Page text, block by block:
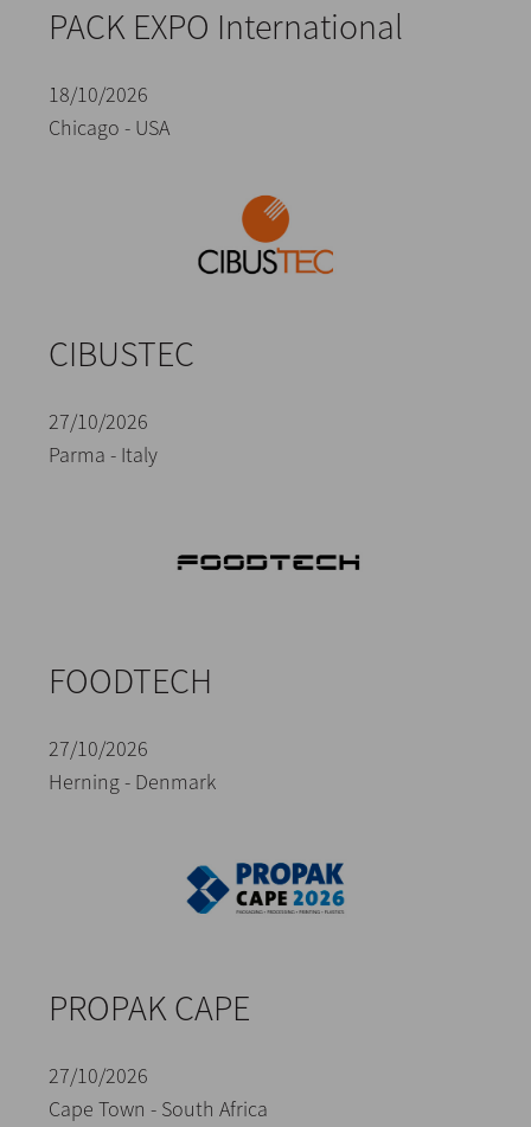
PACK EXPO International
18/10/2026
Chicago - USA
CIBUSTEC
27/10/2026
Parma - Italy
FOODTECH
27/10/2026
Herning - Denmark
PROPAK CAPE
27/10/2026
Cape Town - South Africa